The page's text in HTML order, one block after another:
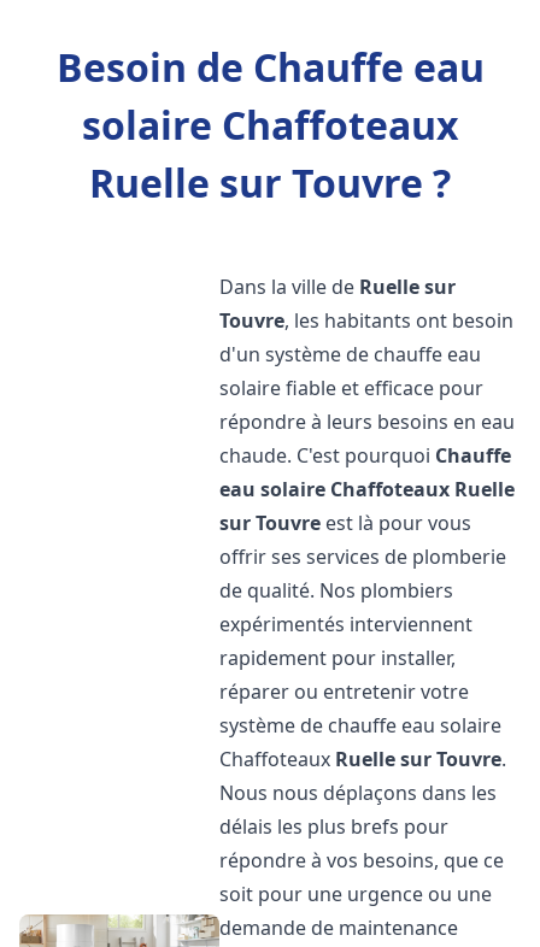
Besoin de Chauffe eau
solaire Chaffoteaux
Ruelle sur Touvre ?
Dans la ville de Ruelle sur
Touvre, les habitants ont besoin
d'un système de chauffe eau
solaire fiable et efficace pour
répondre à leurs besoins en eau
chaude. C'est pourquoi Chauffe
eau solaire Chaffoteaux Ruelle
sur Touvre est là pour vous
offrir ses services de plomberie
de qualité. Nos plombiers
expérimentés interviennent
rapidement pour installer,
réparer ou entretenir votre
système de chauffe eau solaire
Chaffoteaux Ruelle sur Touvre.
Nous nous déplaçons dans les
délais les plus brefs pour
répondre à vos besoins, que ce
soit pour une urgence ou une
demande de maintenance